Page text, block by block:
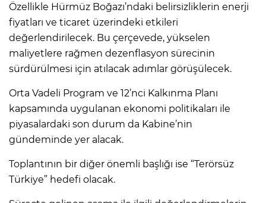
Özellikle Hürmüz Boğazı’ndaki belirsizliklerin enerji
fiyatları ve ticaret üzerindeki etkileri
değerlendirilecek. Bu çerçevede, yükselen
maliyetlere rağmen dezenflasyon sürecinin
sürdürülmesi için atılacak adımlar görüşülecek.
Orta Vadeli Program ve 12’nci Kalkınma Planı
kapsamında uygulanan ekonomi politikaları ile
piyasalardaki son durum da Kabine’nin
gündeminde yer alacak.
Toplantının bir diğer önemli başlığı ise “Terörsüz
Türkiye” hedefi olacak.